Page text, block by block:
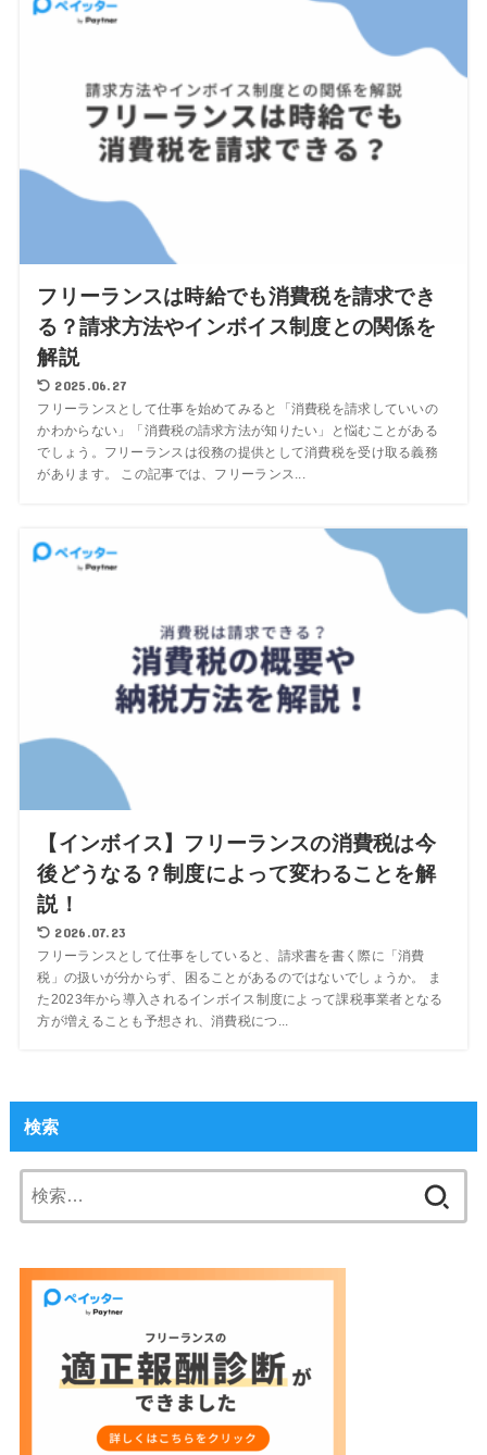
フリーランスは時給でも消費税を請求でき
る？請求方法やインボイス制度との関係を
解説
2025.06.27
フリーランスとして仕事を始めてみると「消費税を請求していいの
かわからない」「消費税の請求方法が知りたい」と悩むことがある
でしょう。フリーランスは役務の提供として消費税を受け取る義務
があります。 この記事では、フリーランス...
【インボイス】フリーランスの消費税は今
後どうなる？制度によって変わることを解
説！
2026.07.23
フリーランスとして仕事をしていると、請求書を書く際に「消費
税」の扱いが分からず、困ることがあるのではないでしょうか。 ま
た2023年から導入されるインボイス制度によって課税事業者となる
方が増えることも予想され、消費税につ...
検索
索: